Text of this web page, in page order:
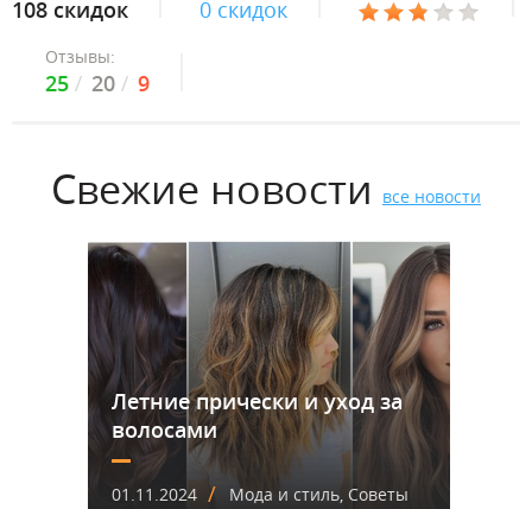
108 скидок 0 скидок
Отзывы:
25 20 9
Свежие новости все новости
Летние прически и уход за
волосами
01.11.2024 / Мода и стиль, Советы